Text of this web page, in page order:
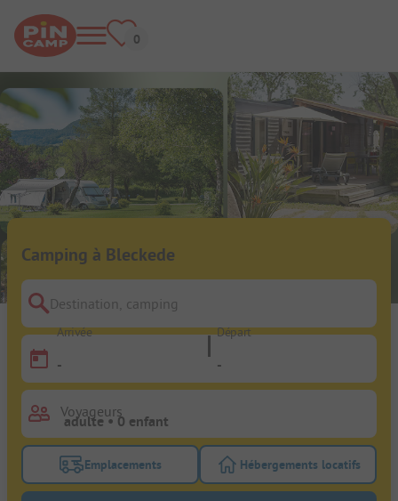
Camping à Bleckede
Destination, camping
Arrivée
-
Départ
-
Voyageurs
Activez le bouton de filtre emplacements pour
Emplacements Activez le bouton
Hébergements locatifs